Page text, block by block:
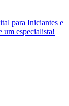
para Iniciantes e
um especialista!